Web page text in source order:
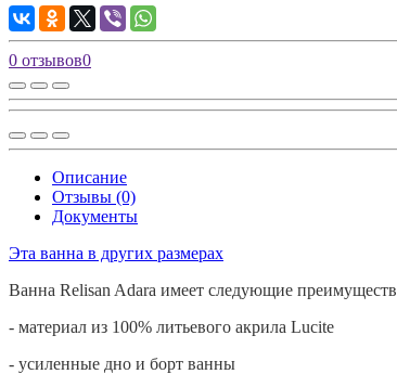
0 отзывов0
Описание
Отзывы (0)
Документы
Эта ванна в других размерах
Ванна Relisan Adara имеет следующие
- материал из 100% литьевого акрила Lucite
- усиленные дно и борт ванны